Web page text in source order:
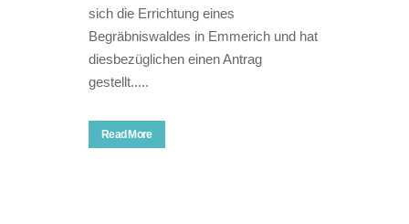
sich die Errichtung eines
Begräbniswaldes in Emmerich und hat
diesbezüglichen einen Antrag
gestellt.....
Read More